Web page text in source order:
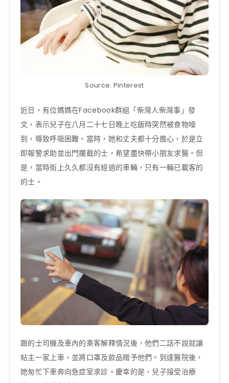
Source: Pinterest
近日，有位媽媽在Facebook群組「柴灣人柴灣事」發
文，表示兒子在八月二十七日晚上吃飯時突然被食物噎
到，導致呼吸困難。當時，她和丈夫都十分擔心，於是立
即報警求助並出門攔截的士，希望盡快帶小朋友求醫。但
是，當時街上久久都沒有經過的車輛，只有一輛已載客的
的士。
跟的士司機及車內的乘客解釋情況後，他們二話不說就讓
帖主一家上車，並將口罩及飲品贈予他們。到達醫院後，
她匆忙下車奔向急症室求診。慶幸的是，兒子接受治療